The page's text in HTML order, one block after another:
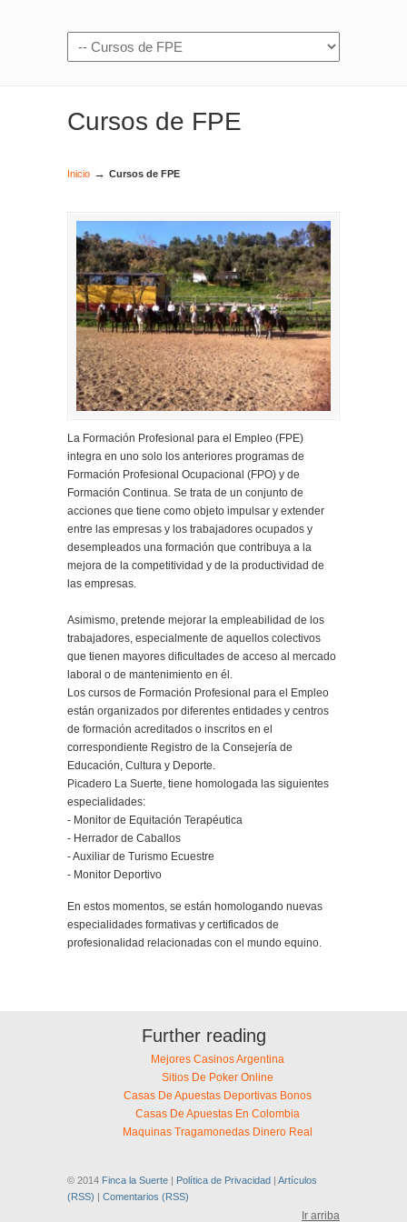
Cursos de FPE
Inicio → Cursos de FPE
La Formación Profesional para el Empleo (FPE)
integra en uno solo los anteriores programas de
Formación Profesional Ocupacional (FPO) y de
Formación Continua. Se trata de un conjunto de
acciones que tiene como objeto impulsar y extender
entre las empresas y los trabajadores ocupados y
desempleados una formación que contribuya a la
mejora de la competitividad y de la productividad de
las empresas.
Asimismo, pretende mejorar la empleabilidad de los
trabajadores, especialmente de aquellos colectivos
que tienen mayores dificultades de acceso al mercado
laboral o de mantenimiento en él.
Los cursos de Formación Profesional para el Empleo
están organizados por diferentes entidades y centros
de formación acreditados o inscritos en el
correspondiente Registro de la Consejería de
Educación, Cultura y Deporte.
Picadero La Suerte, tiene homologada las siguientes
especialidades:
- Monitor de Equitación Terapéutica
- Herrador de Caballos
- Auxiliar de Turismo Ecuestre
- Monitor Deportivo
En estos momentos, se están homologando nuevas
especialidades formativas y certificados de
profesionalidad relacionadas con el mundo equino.
Further reading
Mejores Casinos Argentina
Sitios De Poker Online
Casas De Apuestas Deportivas Bonos
Casas De Apuestas En Colombia
Maquinas Tragamonedas Dinero Real
© 2014 Finca la Suerte | Política de Privacidad | Artículos
(RSS) | Comentarios (RSS)
Ir arriba